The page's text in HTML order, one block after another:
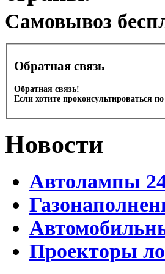
Cамовывоз
Обратная связь
Обратная связь!
Если хотите проконсультироваться
Новости
Автолампы
Проекторы